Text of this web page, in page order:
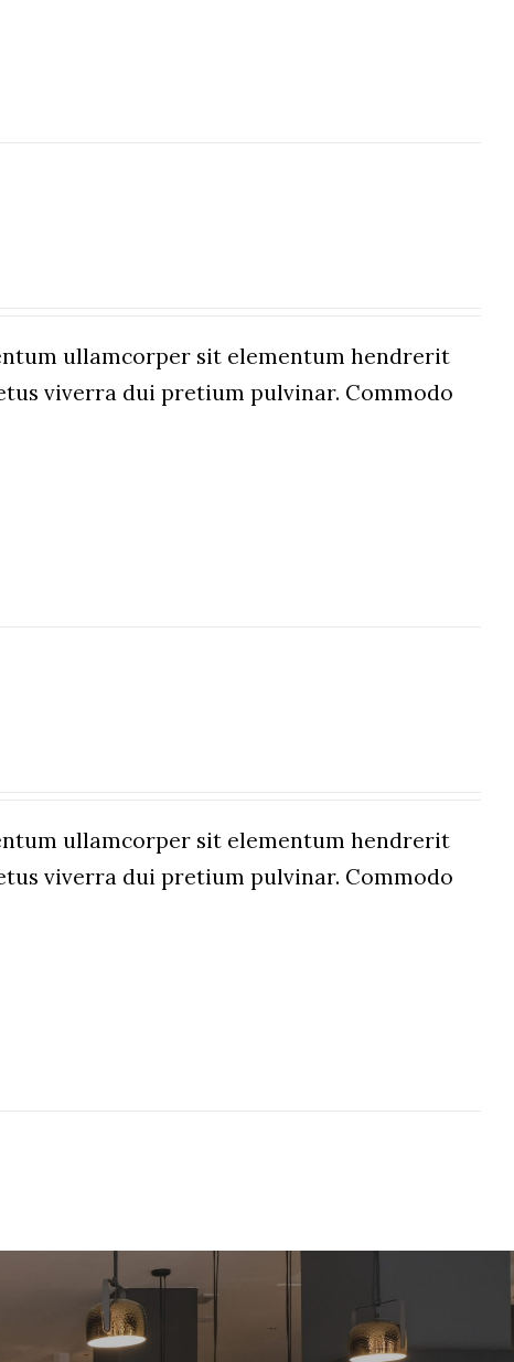
ullamcorper sit elementum hendrerit
viverra dui pretium pulvinar. Commodo
ullamcorper sit elementum hendrerit
viverra dui pretium pulvinar. Commodo